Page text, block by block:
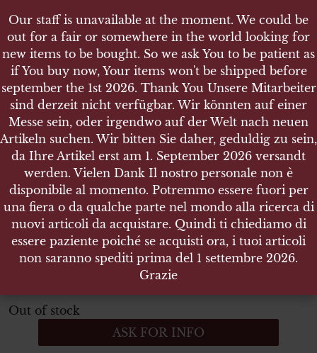
SHOP
LINEOL - HEER REITER MIT KARABINER AUF
ARTILLERIE PFERD
Lineol
Heer Reiter mit Karabiner auf Artillerie pferd
Lineol – Heer Reiter mit Karabiner auf Artillerie pferd
Out of stock
ASK FOR INFO
Our staff is unavailable at the moment. We could be
out for a fair or somewhere in the world looking for
new items to be bought. So we ask You to be patient as
if You buy now, Your items won't be shipped before
september the 1st 2026. Thank You Unsere Mitarbeiter
sind derzeit nicht verfügbar. Wir könnten auf einer
Messe sein, oder irgendwo auf der Welt nach neuen
Artikeln suchen. Wir bitten Sie daher, geduldig zu sein,
da Ihre Artikel erst am 1. September 2026 versandt
werden. Vielen Dank Il nostro personale non è
disponibile al momento. Potremmo essere fuori per
una fiera o da qualche parte nel mondo alla ricerca di
nuovi articoli da acquistare. Quindi ti chiediamo di
essere paziente poiché se acquisti ora, i tuoi articoli
non saranno spediti prima del 1 settembre 2026.
Grazie
Our staff is unavailable at the moment. We could be
out for a fair or somewhere in the world looking for
new items to be bought. So we ask You to be patient as
if You buy now, Your items won't be shipped before
september the 1st 2026. Thank You Unsere Mitarbeiter
sind derzeit nicht verfügbar. Wir könnten auf einer
Messe sein, oder irgendwo auf der Welt nach neuen
Artikeln suchen. Wir bitten Sie daher, geduldig zu sein,
da Ihre Artikel erst am 1. September 2026 versandt
werden. Vielen Dank Il nostro personale non è
disponibile al momento. Potremmo essere fuori per
una fiera o da qualche parte nel mondo alla ricerca di
nuovi articoli da acquistare. Quindi ti chiediamo di
essere paziente poiché se acquisti ora, i tuoi articoli
non saranno spediti prima del 1 settembre 2026.
Grazie